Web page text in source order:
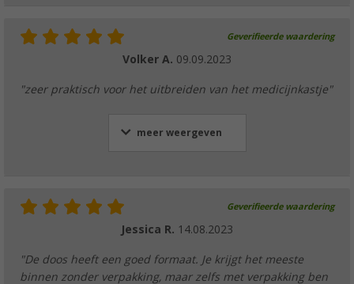
Geverifieerde waardering
Volker A. 09.09.2023
"zeer praktisch voor het uitbreiden van het medicijnkastje"
meer weergeven
Geverifieerde waardering
Jessica R. 14.08.2023
"De doos heeft een goed formaat. Je krijgt het meeste
binnen zonder verpakking, maar zelfs met verpakking ben